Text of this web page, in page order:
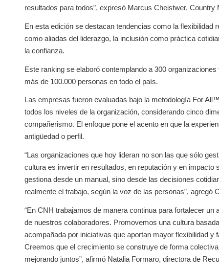
resultados para todos”, expresó Marcus Cheistwer, Country
En esta edición se destacan tendencias como la flexibilidad
como aliadas del liderazgo, la inclusión como práctica
la confianza.
Este ranking se elaboró contemplando a 300
más de 100.000 personas en todo el país.
Las empresas fueron evaluadas bajo la metodología For
todos los niveles de la organización, considerando cinco
compañerismo. El enfoque pone el acento en que la
antigüedad o perfil.
“Las organizaciones que hoy lideran no son las que sólo
cultura es invertir en resultados, en reputación y en
gestiona desde un manual, sino desde las decisiones
realmente el trabajo, según la voz de las personas”, agregó
“En CNH trabajamos de manera continua para fortalecer
de nuestros colaboradores. Promovemos una cultura
acompañada por iniciativas que aportan mayor flexibilidad
Creemos que el crecimiento se construye de forma
mejorando juntos”, afirmó Natalia Formaro, directora de